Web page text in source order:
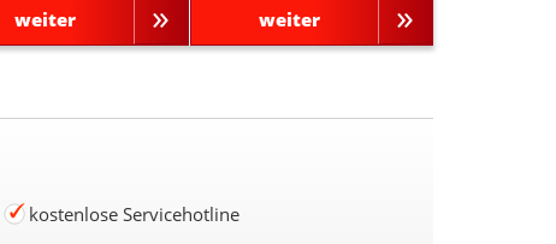
weiter weiter
kostenlose Servicehotline